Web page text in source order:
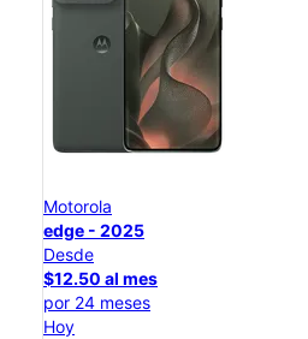
Motorola
edge - 2025
Desde
$12.50 al mes
por 24 meses
Hoy